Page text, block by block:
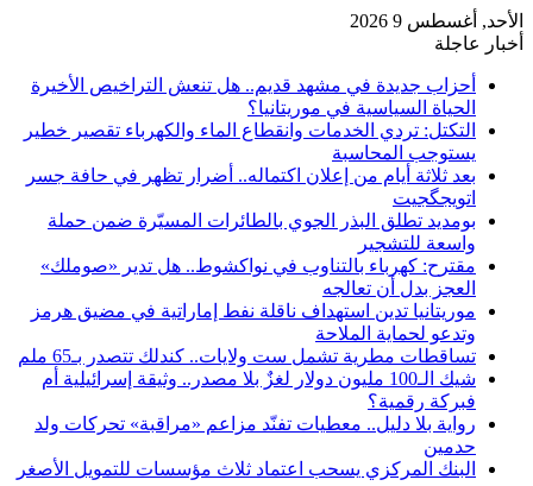
الأحد, أغسطس 9 2026
أخبار عاجلة
أحزاب جديدة في مشهد قديم.. هل تنعش التراخيص الأخيرة
الحياة السياسية في موريتانيا؟
التكتل: تردي الخدمات وانقطاع الماء والكهرباء تقصير خطير
يستوجب المحاسبة
بعد ثلاثة أيام من إعلان اكتماله.. أضرار تظهر في حافة جسر
اتويجگجيت
بومديد تطلق البذر الجوي بالطائرات المسيّرة ضمن حملة
واسعة للتشجير
مقترح: كهرباء بالتناوب في نواكشوط.. هل تدير «صوملك»
العجز بدل أن تعالجه
موريتانيا تدين استهداف ناقلة نفط إماراتية في مضيق هرمز
وتدعو لحماية الملاحة
تساقطات مطرية تشمل ست ولايات.. كندلك تتصدر بـ65 ملم
شيك الـ100 مليون دولار لغزٌ بلا مصدر.. وثيقة إسرائيلية أم
فبركة رقمية؟
رواية بلا دليل.. معطيات تفنّد مزاعم «مراقبة» تحركات ولد
حدمين
البنك المركزي يسحب اعتماد ثلاث مؤسسات للتمويل الأصغر